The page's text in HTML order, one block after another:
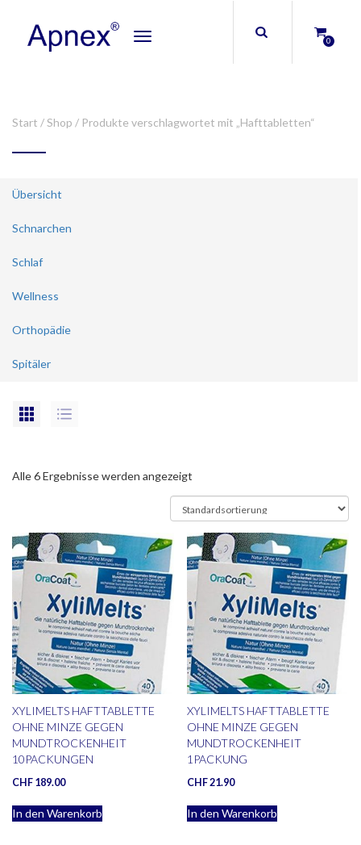
Toggle
0
Start /Shop / Produkte verschlagwortet mit „Hafttabletten“
Übersicht
Schnarchen
Schlaf
Wellness
Orthopädie
Spitäler
Alle 6 Ergebnisse werden angezeigt
XYLIMELTS HAFTTABLETTE
OHNE MINZE GEGEN
MUNDTROCKENHEIT
10PACKUNGEN
CHF 189.00
In den Warenkorb
XYLIMELTS HAFTTABLETTE
OHNE MINZE GEGEN
MUNDTROCKENHEIT
1PACKUNG
CHF21.90
In den Warenkorb